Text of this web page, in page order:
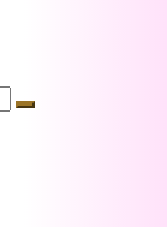
Suche